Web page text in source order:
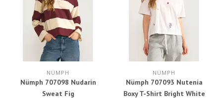
NÜMPH
Nümph 707098 Nudarin
Sweat Fig
NÜMPH
Nümph 707093 Nutenia
Boxy T-Shirt Bright White